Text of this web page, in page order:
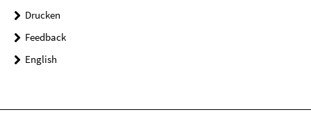
Drucken
Feedback
English